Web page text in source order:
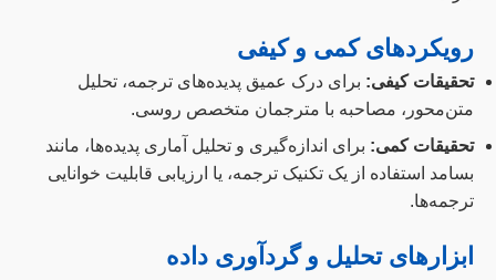
رویکردهای کمی و کیفی
تحقیقات کیفی: برای درک عمیق پدیده‌های ترجمه، تحلیل
متن‌محور، مصاحبه با مترجمان متخصص روسی.
تحقیقات کمی: برای اندازه‌گیری و تحلیل آماری پدیده‌ها، مانند
بسامد استفاده از یک تکنیک ترجمه، یا ارزیابی قابلیت خوانایی
ترجمه‌ها.
ابزارهای تحلیل و گردآوری داده